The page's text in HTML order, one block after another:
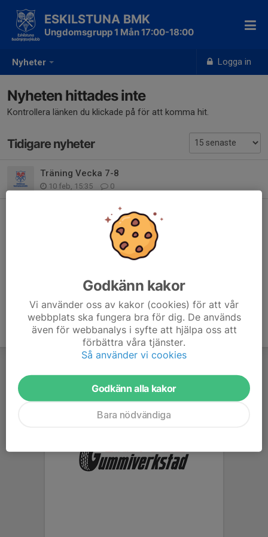
Nyheter Logga in
ESKILSTUNA BMK
Ungdomsgrupp 1 Mån 17:00-18:00
Nyheten hittades inte
Kontrollera länken du klickade på för att komma hit.
Tidigare nyheter
Träning Vecka 7-8
10 feb, 15:35 0
Godkänn kakor
Vi använder oss av kakor (cookies) för att vår
webbplats ska fungera bra för dig. De används
även för webbanalys i syfte att hjälpa oss att
förbättra våra tjänster.
Så använder vi cookies
Godkänn alla kakor
Bara nödvändiga